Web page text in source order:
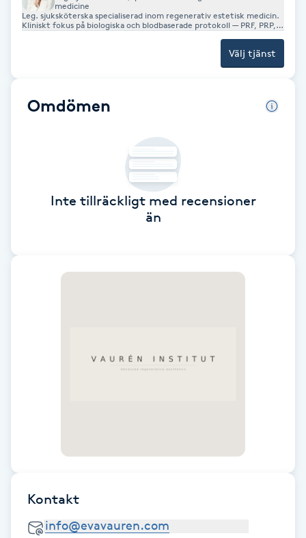
Fransk manikyr
Gravidmassage
medicine
Leg. sjuksköterska specialiserad inom regenerativ estetisk medicin.
Kliniskt fokus på biologiska och blodbaserade protokoll — PRF, PRP,
MD. Även specialiserad inom GLP-1 ansiktsbehandling för patienter
som genomgår viktnedgångsbehandling och upplever förändrad
Välj tjänst
Omdömen
Inte tillräckligt med recensioner
än
Kontakt